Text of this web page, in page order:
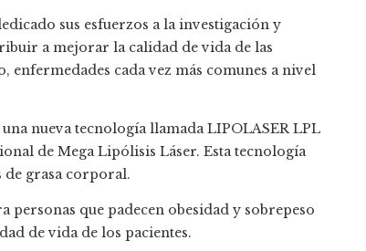
sus esfuerzos a la investigación y
a mejorar la calidad de vida de las
enfermedades cada vez más comunes a nivel
nueva tecnología llamada LIPOLASER LPL
de Mega Lipólisis Láser. Esta tecnología
de grasa corporal.
que padecen obesidad y sobrepeso
de vida de los pacientes.